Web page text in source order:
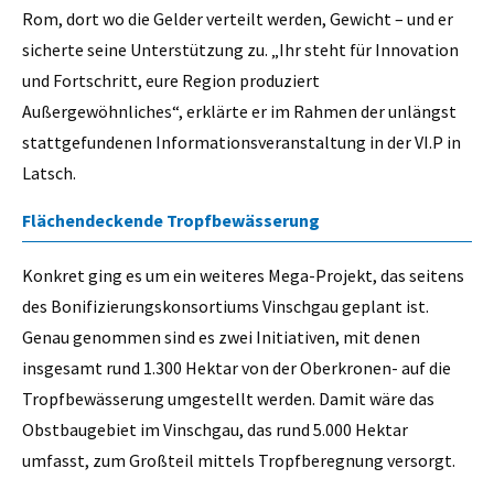
Rom, dort wo die Gelder verteilt werden, Gewicht – und er
sicherte seine Unterstützung zu. „Ihr steht für Innovation
und Fortschritt, eure Region produziert
Außergewöhnliches“, erklärte er im Rahmen der unlängst
stattgefundenen Informationsveranstaltung in der VI.P in
Latsch.
Flächendeckende Tropfbewässerung
Konkret ging es um ein weiteres Mega-Projekt, das seitens
des Bonifizierungskonsortiums Vinschgau geplant ist.
Genau genommen sind es zwei Initiativen, mit denen
insgesamt rund 1.300 Hektar von der Oberkronen- auf die
Tropfbewässerung umgestellt werden. Damit wäre das
Obstbaugebiet im Vinschgau, das rund 5.000 Hektar
umfasst, zum Großteil mittels Tropfberegnung versorgt.